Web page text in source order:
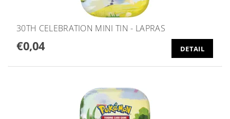
30TH CELEBRATION MINI TIN - LAPRAS
€0,04 DETAIL